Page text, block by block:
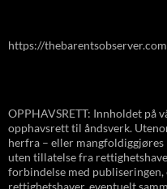
https://
OPPHAVSRETT: Innholdet på
opphavsrett til åndsverk.
herfra – eller
uten tillatelse fra
forbindelse med publiseringen,
rettighetshaver, eventuelt